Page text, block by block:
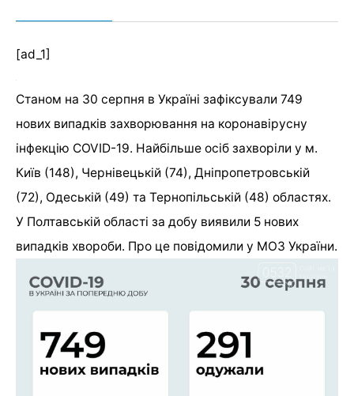
[ad_1]
Станом на 30 серпня в Україні зафіксували 749
нових випадків захворювання на коронавірусну
інфекцію COVID-19. Найбільше осіб захворіли у м.
Київ (148), Чернівецькій (74), Дніпропетровській
(72), Одеській (49) та Тернопільській (48) областях.
У Полтавській області за добу виявили 5 нових
випадків хвороби. Про це повідомили у МОЗ України.